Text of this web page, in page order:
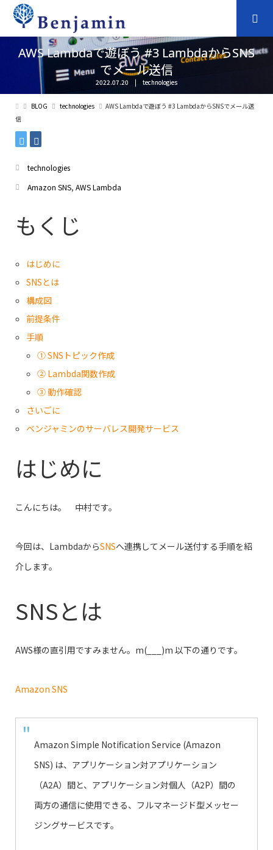
AWS Lambdaで遊ぼう #3 LambdaからSNS
でメール送信
2022.07.20 technologies
BLOG technologies
AWS Lambdaで遊ぼう #3 LambdaからSNSでメール送
信
technologies
Amazon SNS, AWS Lambda
もくじ
はじめに
SNSとは
構成図
前提条件
手順
① SNSトピック作成
② Lambda関数作成
③ 動作確認
さいごに
ベンジャミンのサーバレス開発サービス
はじめに
こんにちは。 中村です。
今回は、LambdaからSNSへ連携してメール送付する手順を紹
介します。
SNSとは
AWS様の直引用ですみません。m(___)m 以下の通りです。
Amazon SNS
Amazon Simple Notification Service (Amazon
SNS) は、アプリケーション対アプリケーション
（A2A）間と、アプリケーション対個人（A2P）間の
両方の通信に使用できる、フルマネージド型メッセー
ジングサービスです。